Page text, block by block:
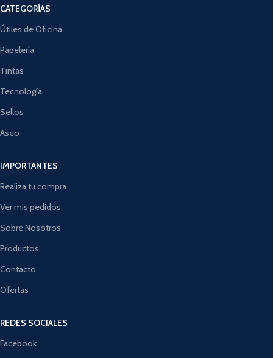
CATEGORÍAS
Útiles de Oficina
Papelería
Tintas
Tecnología
Sellos
Aseo
IMPORTANTES
Realiza tu compra
Ver mis pedidos
Sobre Nosotros
Productos
Contacto
Ofertas
REDES SOCIALES
Facebook